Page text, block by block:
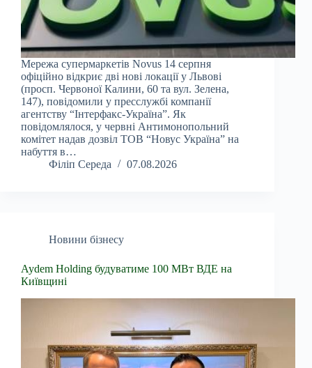
Мережа супермаркетів Novus 14 серпня
офіційно відкриє дві нові локації у Львові
(просп. Червоної Калини, 60 та вул. Зелена,
147), повідомили у пресслужбі компанії
агентству “Інтерфакс-Україна”. Як
повідомлялося, у червні Антимонопольний
комітет надав дозвіл ТОВ “Новус Україна” на
набуття в…
Філіп Середа
07.08.2026
Новини бізнесу
Aydem Holding будуватиме 100 МВт ВДЕ на
Київщині